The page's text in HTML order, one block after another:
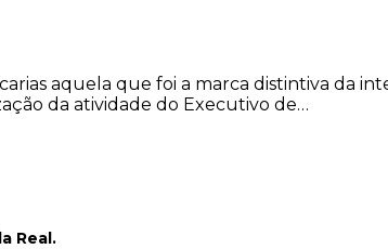
aquela que foi a marca distintiva da
da atividade do Executivo de…
Real.